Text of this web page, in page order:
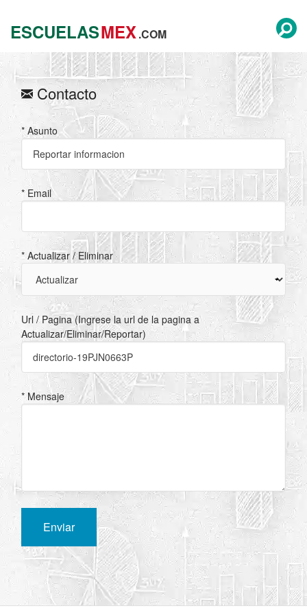
ESCUELASMEX.COM
Contacto
* Asunto
* Email
* Actualizar / Eliminar
Url / Pagina (Ingrese la url de la pagina a
Actualizar/Eliminar/Reportar)
* Mensaje
Enviar